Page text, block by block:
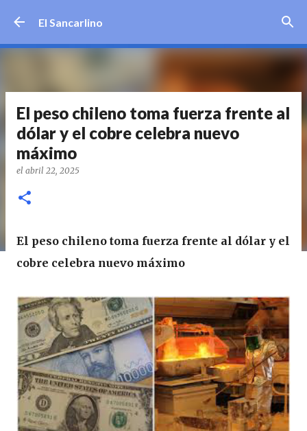
El Sancarlino
El peso chileno toma fuerza frente al
dólar y el cobre celebra nuevo
máximo
el abril 22, 2025
El peso chileno toma fuerza frente al dólar y el
cobre celebra nuevo máximo